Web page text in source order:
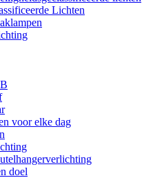
Lichten
voor elke dag
doel